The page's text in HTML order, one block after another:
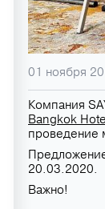
01 ноября
Компания
Bangkok
проведение
20.03.2020.
Важно!